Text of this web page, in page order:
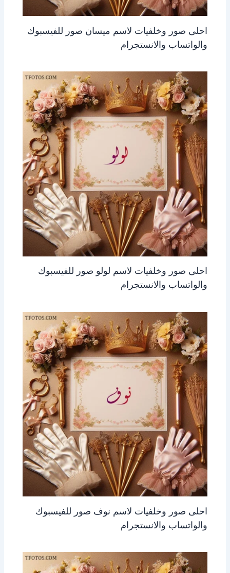
احلى صور وخلفيات لاسم ميسان صور للفيسبوك
والواتساب والانستجرام
احلى صور وخلفيات لاسم لولو صور للفيسبوك
والواتساب والانستجرام
احلى صور وخلفيات لاسم نوف صور للفيسبوك
والواتساب والانستجرام